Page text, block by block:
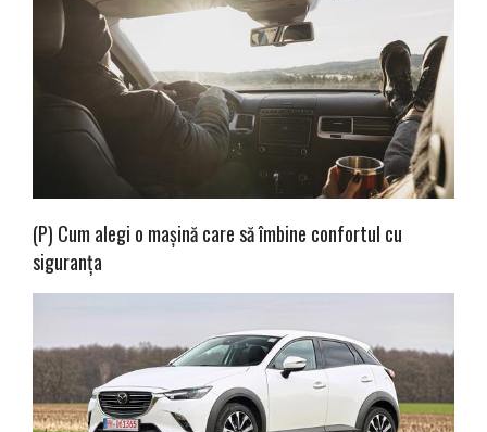
(P) Cum alegi o mașină care să îmbine confortul cu
siguranța